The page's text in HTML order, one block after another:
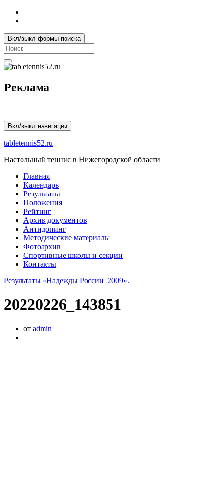
Вкл/выкл формы поиска
Search
for:
Реклама
Вкл/выкл навигации
tabletennis52.ru
Настольный теннис в Нижегородской области
Главная
Календарь
Результаты
Положения
Рейтинг
Архив документов
Антидопинг
Методические материалы
Фотоархив
Спортивные школы и секции
Контакты
Результаты «Надежды России_2009».
20220226_143851
от admin